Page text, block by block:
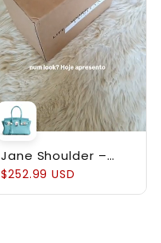
Jane Shoulder –
Bolsa Estruturada
$252.99 USD